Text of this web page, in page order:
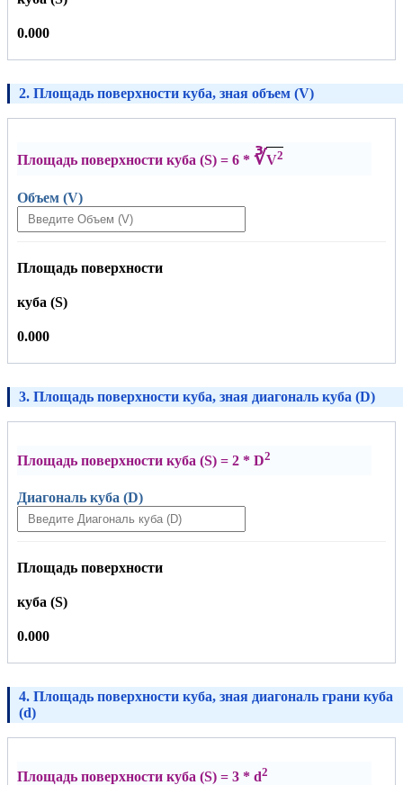
0.000
2. Площадь поверхности куба, зная объем (V)
Площадь поверхности куба (S) = 6 * ∛V2
Объем (V)
Площадь поверхности
куба (S)
0.000
3. Площадь поверхности куба, зная диагональ куба (D)
Площадь поверхности куба (S) = 2 * D2
Диагональ куба (D)
Площадь поверхности
куба (S)
0.000
4. Площадь поверхности куба, зная диагональ грани куба
(d)
Площадь поверхности куба (S) = 3 * d2